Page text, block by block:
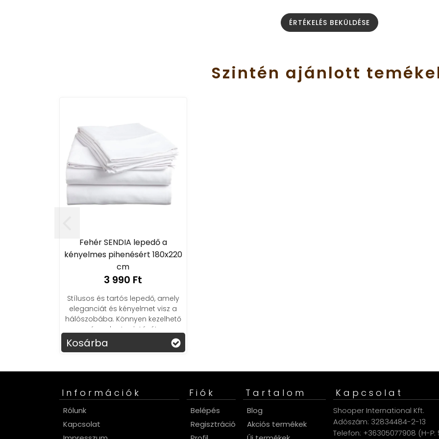
ÉRTÉKELÉS BEKÜLDÉSE
Szintén ajánlott
Fehér SENDIA lepedő a
kényelmes pihenésért 180x220
cm
3 990 Ft
Stílusos és tartós lepedő, amely
eleganciát és kényelmet visz a
hálószobába. Könnyen kezelhető
és puha tapintású!
Kosárba
Információk
Rólunk
Kapcsolat
Fiók
Belépés
Regisztráció
Tartalom
Blog
Akciós termékek
Kapcsolat
Shooper International Kft.
Adószám: 32834484-2-13
Telefon: +36305077908 (H-P: